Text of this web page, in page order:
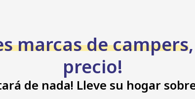
marcas de campers
precio!
de nada! Lleve su hogar